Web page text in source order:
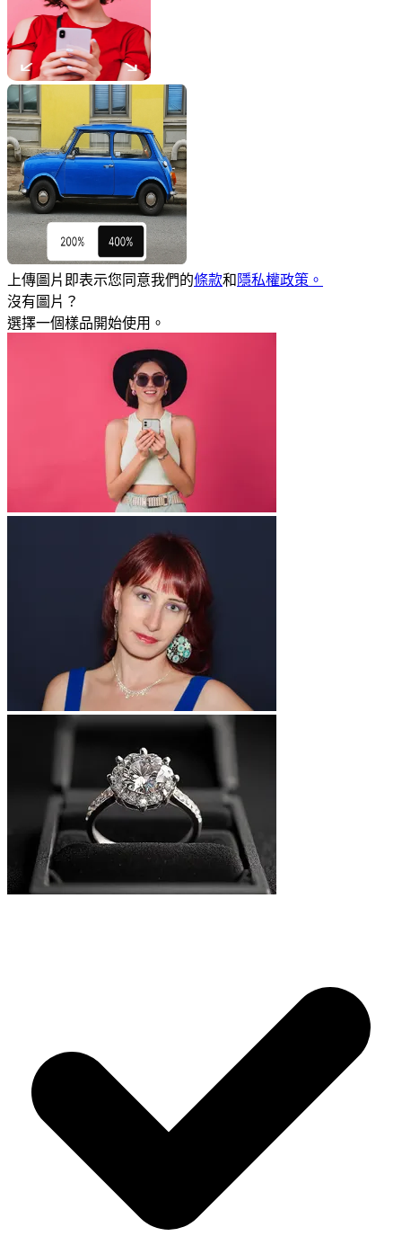
上傳圖片即表示您同意我們的條款和 隱私權政策。
沒有圖片？
選擇一個樣品開始使用。